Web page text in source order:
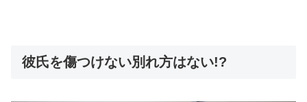
彼氏を傷つけない別れ方はない!?